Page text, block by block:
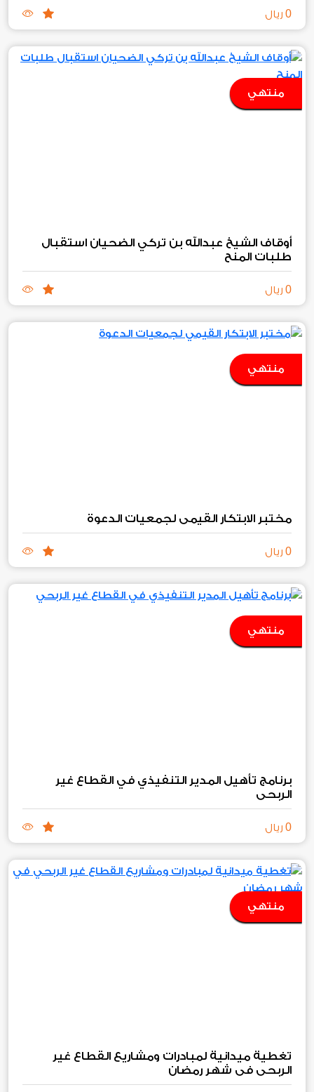
0 ريال
منتهي
أوقاف الشيخ عبدالله بن تركي الضحيان استقبال
طلبات المنح‏
0 ريال
منتهي
مختبر الابتكار القيمي لجمعيات الدعوة
0 ريال
منتهي
برنامج تأهيل المدير التنفيذي في القطاع غير
الربحي
0 ريال
منتهي
تغطية ميدانية لمبادرات ومشاريع القطاع غير
الربحي في شهر رمضان